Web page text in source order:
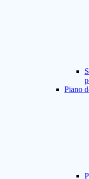
Piano